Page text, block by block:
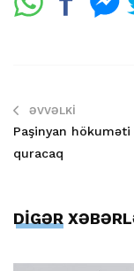
ƏVVƏLKI
Paşinyan hökuməti
quracaq
DİGƏR